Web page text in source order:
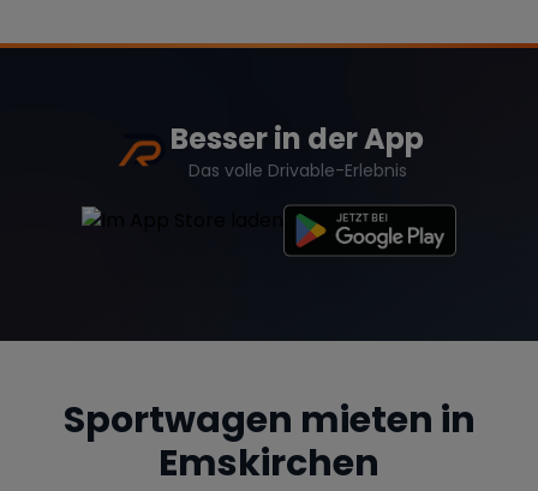
Besser in der App
Das volle Drivable-Erlebnis
Sportwagen mieten in
Emskirchen